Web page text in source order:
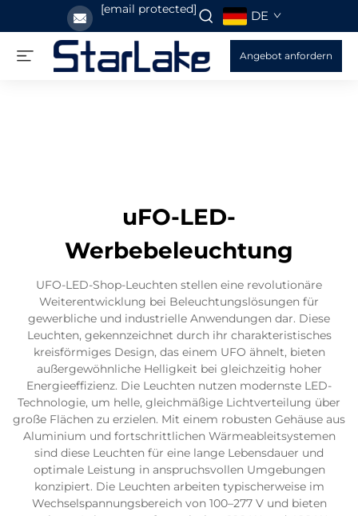
[email protected] DE
Angebot anfordern
uFO-LED-
Werbebeleuchtung
UFO-LED-Shop-Leuchten stellen eine revolutionäre
Weiterentwicklung bei Beleuchtungslösungen für
gewerbliche und industrielle Anwendungen dar. Diese
Leuchten, gekennzeichnet durch ihr charakteristisches
kreisförmiges Design, das einem UFO ähnelt, bieten
außergewöhnliche Helligkeit bei gleichzeitig hoher
Energieeffizienz. Die Leuchten nutzen modernste LED-
Technologie, um helle, gleichmäßige Lichtverteilung über
große Flächen zu erzielen. Mit einem robusten Gehäuse aus
Aluminium und fortschrittlichen Wärmeableitsystemen
sind diese Leuchten für eine lange Lebensdauer und
optimale Leistung in anspruchsvollen Umgebungen
konzipiert. Die Leuchten arbeiten typischerweise im
Wechselspannungsbereich von 100–277 V und bieten